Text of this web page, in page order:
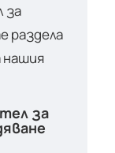
за
раздела
нашия
за